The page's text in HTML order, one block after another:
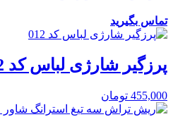
تماس بگیرید
پرزگیر شارژی لباس کد 012
455,000 تومان